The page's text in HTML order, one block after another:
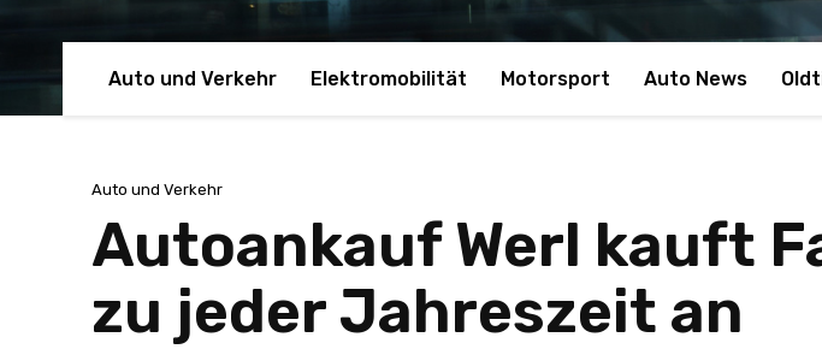
Auto und Verkehr Elektromobilität Motorsport Auto News
Auto und Verkehr
Autoankauf Werl kauft
zu jeder Jahreszeit an